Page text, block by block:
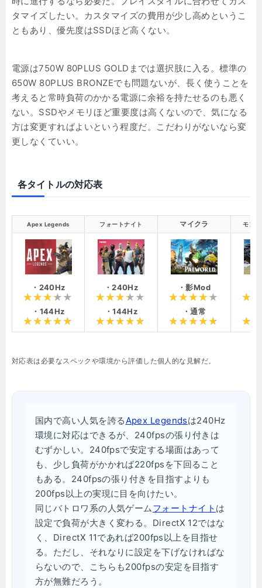
タマイズしたい。カスタマイズの費用が少し高めというこ
ともあり、優先度はSSDほど高くない。
電源は750W 80PLUS GOLDまでは選択肢に入る。標準の
650W 80PLUS BRONZEでも問題ないが、長く使うことを
考えると常時負荷のかかる電源に余裕を持たせるのも悪く
ない。SSDやメモリほど重要度は高くないので、気になる
方は変更すればよいという程度だ。こだわりがないなら変
更しなくていい。
各タイトルの対応表
Apex Legends フォートナイト マイクラ モン
・240Hz
・144Hz
・240Hz
・144Hz
・影Mod
・通常
対応表は必要なスペックや環境から評価した個人的な見解だ。
国内で高い人気を誇るApex Legendsは240Hz
環境に対応はできるが、240fpsの張り付きは
むずかしい。240fpsで安定する場面はあって
も、少し負荷がかかれば220fpsを下回ること
もある。240fpsの張り付きを目指すよりも
200fps以上の実現に目を向けたい。
同じバトロワ系の人気ゲームフォートナイト は
設定で負荷が大きく変わる。DirectX 12ではな
く、DirectX 11であれば200fps以上を目指せ
る。ただし、それなりに設定を下げなければな
らないので、こちらも200fpsの安定を目指す
方が無難だろう。